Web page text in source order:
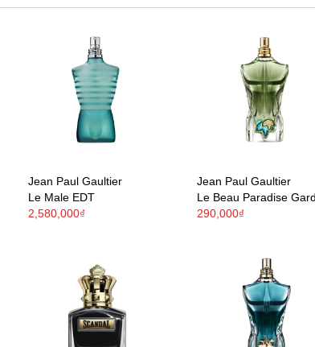
Jean Paul Gaultier
Le Male EDT
2,580,000₫
Jean Paul Gaultier
Le Beau Paradise
290,000₫